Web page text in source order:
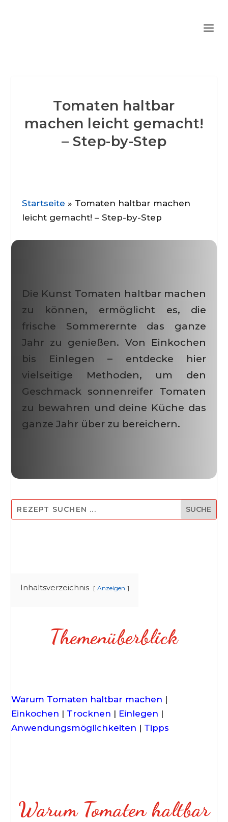
Tomaten haltbar
machen leicht gemacht!
– Step-by-Step
Startseite » Tomaten haltbar machen
leicht gemacht! – Step-by-Step
Die Kunst Tomaten haltbar machen
zu können, ermöglicht es, die
frische Sommerernte das ganze
Jahr zu genießen. Von Einkochen
bis Einlegen – entdecke hier
vielseitige Methoden, um den
Geschmack sonnenreifer Tomaten
zu bewahren und deine Küche das
ganze Jahr über zu bereichern.
Inhaltsverzeichnis Anzeigen
Themenüberblick
Warum Tomaten haltbar machen |
Einkochen | Trocknen | Einlegen |
Anwendungsmöglichkeiten | Tipps
Warum Tomaten haltbar